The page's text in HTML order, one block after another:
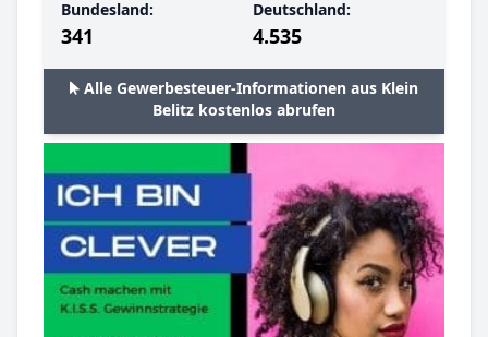
Bundesland:
341
Deutschland:
4.535
Alle Gewerbesteuer-Informationen aus Klein
Belitz kostenlos abrufen